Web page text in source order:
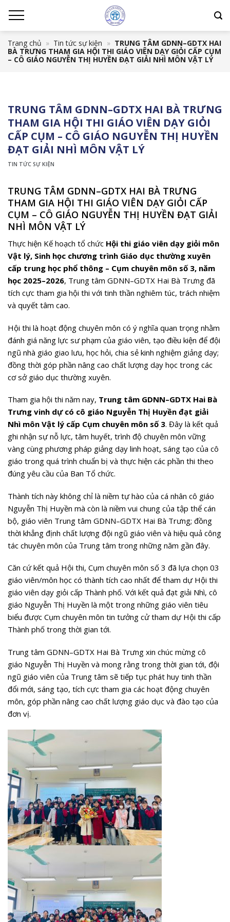
đến
nội
dung
Trang chủ » Tin tức sự kiện » TRUNG TÂM GDNN–GDTX HAI
BÀ TRƯNG THAM GIA HỘI THI GIÁO VIÊN DẠY GIỎI CẤP CỤM
– CÔ GIÁO NGUYỄN THỊ HUYỀN ĐẠT GIẢI NHÌ MÔN VẬT LÝ
TRUNG TÂM GDNN–GDTX HAI BÀ TRƯNG
THAM GIA HỘI THI GIÁO VIÊN DẠY GIỎI
CẤP CỤM – CÔ GIÁO NGUYỄN THỊ HUYỀN
ĐẠT GIẢI NHÌ MÔN VẬT LÝ
TIN TỨC SỰ KIỆN
TRUNG TÂM GDNN–GDTX HAI BÀ TRƯNG
THAM GIA HỘI THI GIÁO VIÊN DẠY GIỎI CẤP
CỤM – CÔ GIÁO NGUYỄN THỊ HUYỀN ĐẠT GIẢI
NHÌ MÔN VẬT LÝ
Thực hiện Kế hoạch tổ chức Hội thi giáo viên dạy giỏi môn
Vật lý, Sinh học chương trình Giáo dục thường xuyên
cấp trung học phổ thông – Cụm chuyên môn số 3, năm
học 2025–2026, Trung tâm GDNN–GDTX Hai Bà Trưng đã
tích cực tham gia hội thi với tinh thần nghiêm túc, trách nhiệm
và quyết tâm cao.
Hội thi là hoạt động chuyên môn có ý nghĩa quan trọng nhằm
đánh giá năng lực sư phạm của giáo viên, tạo điều kiện để đội
ngũ nhà giáo giao lưu, học hỏi, chia sẻ kinh nghiệm giảng dạy;
đồng thời góp phần nâng cao chất lượng dạy học trong các
cơ sở giáo dục thường xuyên.
Tham gia hội thi năm nay, Trung tâm GDNN–GDTX Hai Bà
Trưng vinh dự có cô giáo Nguyễn Thị Huyền đạt giải
Nhì môn Vật lý cấp Cụm chuyên môn số 3. Đây là kết quả
ghi nhận sự nỗ lực, tâm huyết, trình độ chuyên môn vững
vàng cùng phương pháp giảng dạy linh hoạt, sáng tạo của cô
giáo trong quá trình chuẩn bị và thực hiện các phần thi theo
đúng yêu cầu của Ban Tổ chức.
Thành tích này không chỉ là niềm tự hào của cá nhân cô giáo
Nguyễn Thị Huyền mà còn là niềm vui chung của tập thể cán
bộ, giáo viên Trung tâm GDNN–GDTX Hai Bà Trưng; đồng
thời khẳng định chất lượng đội ngũ giáo viên và hiệu quả công
tác chuyên môn của Trung tâm trong những năm gần đây.
Căn cứ kết quả Hội thi, Cụm chuyên môn số 3 đã lựa chọn 03
giáo viên/môn học có thành tích cao nhất để tham dự Hội thi
giáo viên dạy giỏi cấp Thành phố. Với kết quả đạt giải Nhì, cô
giáo Nguyễn Thị Huyền là một trong những giáo viên tiêu
biểu được Cụm chuyên môn tin tưởng cử tham dự Hội thi cấp
Thành phố trong thời gian tới.
Trung tâm GDNN–GDTX Hai Bà Trưng xin chúc mừng cô
giáo Nguyễn Thị Huyền và mong rằng trong thời gian tới, đội
ngũ giáo viên của Trung tâm sẽ tiếp tục phát huy tinh thần
đổi mới, sáng tạo, tích cực tham gia các hoạt động chuyên
môn, góp phần nâng cao chất lượng giáo dục và đào tạo của
đơn vị.